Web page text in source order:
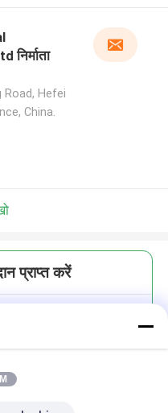
Road, Hefei
China.
प्राप्त करें